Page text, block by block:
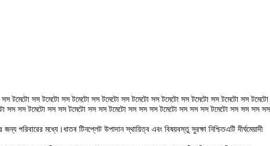
টমেটো সস টমেটো সস টমেটো সস টমেটো সস টমেটো সস টমেটো সস টমেটো সস টমেটো সস টমেটো
সস সস টমেটো সস সস টমেটো সস সস টমেটো সস সস সস টমেটো সস সস সস টমেটো সস সস সস সস
মধ্যে।ধাতব টিনপ্লেট উপাদান স্থায়িত্ব এবং বিষয়বস্তু সুরক্ষা নিশ্চিতএটি দীর্ঘমেয়াদী